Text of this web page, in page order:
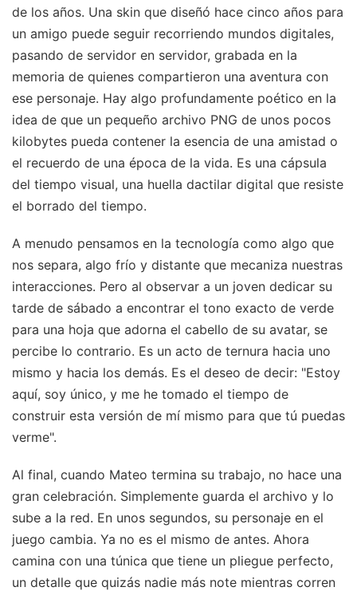
de los años. Una skin que diseñó hace cinco años para
un amigo puede seguir recorriendo mundos digitales,
pasando de servidor en servidor, grabada en la
memoria de quienes compartieron una aventura con
ese personaje. Hay algo profundamente poético en la
idea de que un pequeño archivo PNG de unos pocos
kilobytes pueda contener la esencia de una amistad o
el recuerdo de una época de la vida. Es una cápsula
del tiempo visual, una huella dactilar digital que resiste
el borrado del tiempo.
A menudo pensamos en la tecnología como algo que
nos separa, algo frío y distante que mecaniza nuestras
interacciones. Pero al observar a un joven dedicar su
tarde de sábado a encontrar el tono exacto de verde
para una hoja que adorna el cabello de su avatar, se
percibe lo contrario. Es un acto de ternura hacia uno
mismo y hacia los demás. Es el deseo de decir: "Estoy
aquí, soy único, y me he tomado el tiempo de
construir esta versión de mí mismo para que tú puedas
verme".
Al final, cuando Mateo termina su trabajo, no hace una
gran celebración. Simplemente guarda el archivo y lo
sube a la red. En unos segundos, su personaje en el
juego cambia. Ya no es el mismo de antes. Ahora
camina con una túnica que tiene un pliegue perfecto,
un detalle que quizás nadie más note mientras corren